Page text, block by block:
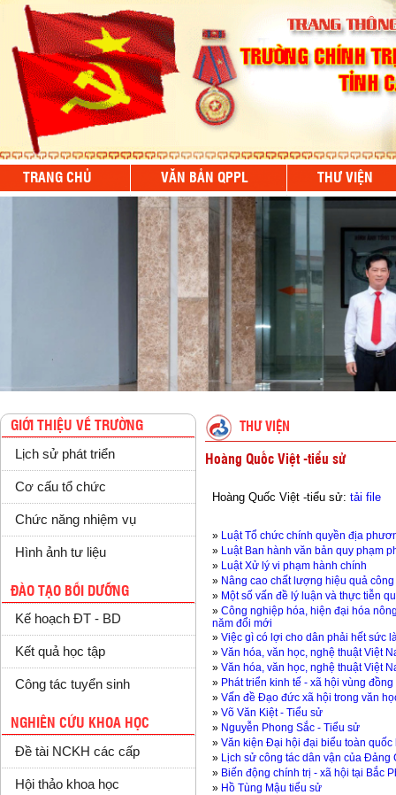
TRANG CHỦ VĂN BẢN QPPL THƯ VIỆN
GIỚI THIỆU VỀ TRƯỜNG
Lịch sử phát triển
Cơ cấu tổ chức
Chức năng nhiệm vụ
Hình ảnh tư liệu
ĐÀO TẠO BỒI DƯỠNG
Kế hoạch ĐT - BD
Kết quả học tập
Công tác tuyển sinh
NGHIÊN CỨU KHOA HỌC
Đề tài NCKH các cấp
Hội thảo khoa học
THƯ VIỆN
Hoàng Quốc Việt -tiểu sử
Hoàng Quốc Việt -tiểu sử: tải file
» Luật Tổ chức chính quyền địa
» Luật Ban hành văn bản quy phạm
» Luật Xử lý vi phạm hành chính
» Nâng cao chất lượng hiệu quả
» Một số vấn đề lý luận và thực tiễn
» Công nghiệp hóa, hiện đại hóa
năm đổi mới
» Việc gì có lợi cho dân phải hết sức
» Văn hóa, văn học, nghệ thuật Việt
» Văn hóa, văn học, nghệ thuật Việt
» Phát triển kinh tế - xã hội vùng
» Vấn đề Đạo đức xã hội trong văn
» Võ Văn Kiệt - Tiểu sử
» Nguyễn Phong Sắc - Tiểu sử
» Văn kiện Đại hội đại biểu toàn quốc
» Lịch sử công tác dân vận của Đảng
» Biến động chính trị - xã hội tại Bắc
» Hồ Tùng Mậu tiểu sử